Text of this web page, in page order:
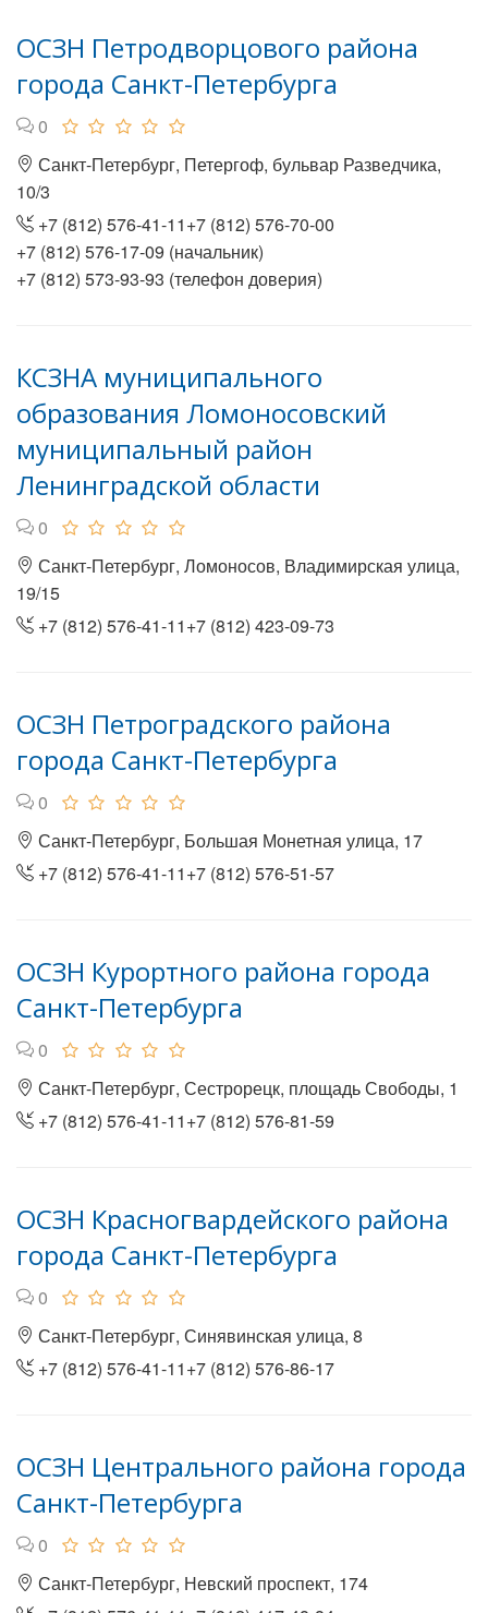
ОСЗН Петродворцового района
города Санкт-Петербурга
0
Санкт-Петербург, Петергоф, бульвар Разведчика,
10/3
+7 (812) 576-41-11+7 (812) 576-70-00
+7 (812) 576-17-09 (начальник)
+7 (812) 573-93-93 (телефон доверия)
КСЗНА муниципального
образования Ломоносовский
муниципальный район
Ленинградской области
0
Санкт-Петербург, Ломоносов, Владимирская улица,
19/15
+7 (812) 576-41-11+7 (812) 423-09-73
ОСЗН Петроградского района
города Санкт-Петербурга
0
Санкт-Петербург, Большая Монетная улица, 17
+7 (812) 576-41-11+7 (812) 576-51-57
ОСЗН Курортного района города
Санкт-Петербурга
0
Санкт-Петербург, Сестрорецк, площадь Свободы, 1
+7 (812) 576-41-11+7 (812) 576-81-59
ОСЗН Красногвардейского района
города Санкт-Петербурга
0
Санкт-Петербург, Синявинская улица, 8
+7 (812) 576-41-11+7 (812) 576-86-17
ОСЗН Центрального района города
Санкт-Петербурга
0
Санкт-Петербург, Невский проспект, 174